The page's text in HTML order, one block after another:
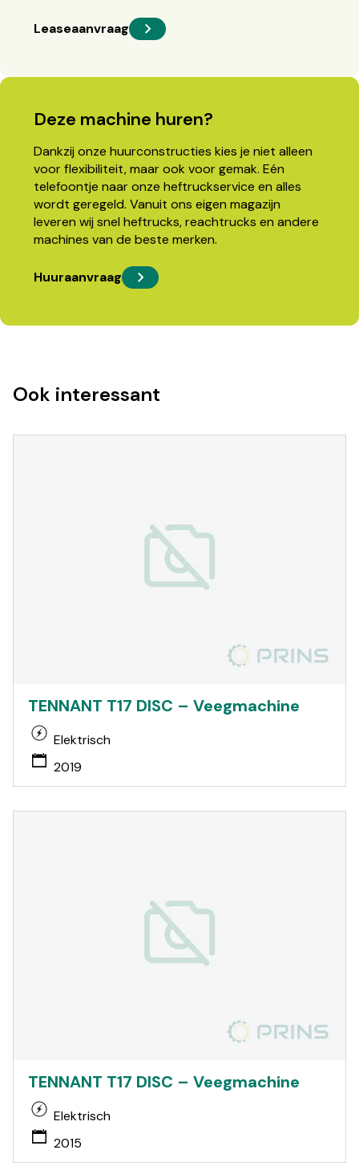
Leaseaanvraag
Deze machine huren?
Dankzij onze huurconstructies kies je niet alleen
voor flexibiliteit, maar ook voor gemak. Eén
telefoontje naar onze heftruckservice en alles
wordt geregeld. Vanuit ons eigen magazijn
leveren wij snel heftrucks, reachtrucks en andere
machines van de beste merken.
Huuraanvraag
Ook interessant
TENNANT T17 DISC – Veegmachine
Elektrisch
2019
TENNANT T17 DISC – Veegmachine
Elektrisch
2015